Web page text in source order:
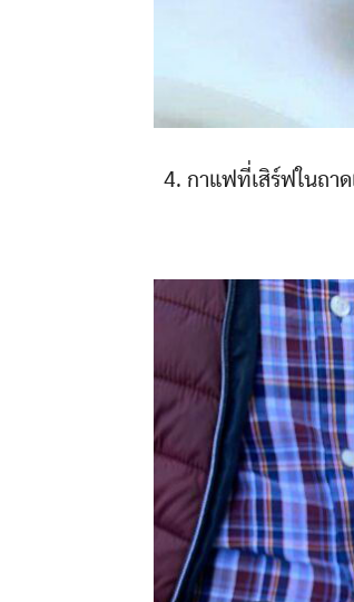
4. กาแฟที่เสิร์ฟในถา